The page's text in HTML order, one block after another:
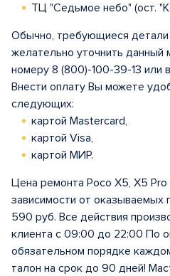
ТЦ "Седьмое небо" (ост.
Обычно, требующиеся детали
желательно уточнить данный
номеру 8 (800)-100-39-13 или
Внести оплату Вы можете
следующих:
картой Mastercard,
картой Visa,
картой МИР.
Цена ремонта Poco X5, X5 Pro
зависимости от оказываемых
590 руб. Все действия
клиента с 09:00 до 22:00 По
обязательном порядке
талон на срок до 90 дней!